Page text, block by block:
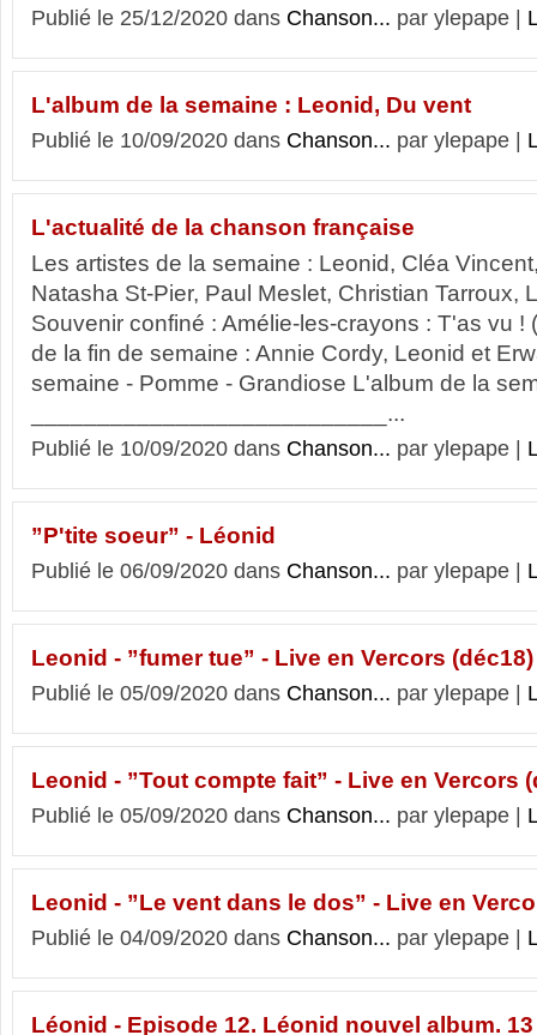
Publié le 25/12/2020 dans Chanson... par ylepape |
L'album de la semaine : Leonid, Du vent
Publié le 10/09/2020 dans Chanson... par ylepape |
L'actualité de la chanson française
Les artistes de la semaine : Leonid, Cléa
Natasha St-Pier, Paul Meslet, Christian Tarroux,
Souvenir confiné : Amélie-les-crayons : T'as vu !
de la fin de semaine : Annie Cordy, Leonid et
semaine - Pomme - Grandiose L'album de la
___________________________...
Publié le 10/09/2020 dans Chanson... par ylepape |
”P'tite soeur” - Léonid
Publié le 06/09/2020 dans Chanson... par ylepape |
Leonid - ”fumer tue” - Live en Vercors (déc18)
Publié le 05/09/2020 dans Chanson... par ylepape |
Leonid - ”Tout compte fait” - Live en Vercors
Publié le 05/09/2020 dans Chanson... par ylepape |
Leonid - ”Le vent dans le dos” - Live en
Publié le 04/09/2020 dans Chanson... par ylepape |
Léonid - Episode 12. Léonid nouvel album.